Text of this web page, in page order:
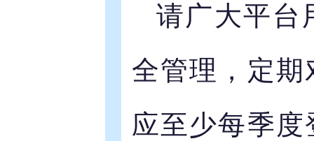
请广大平台
全管理，定
应至少每季